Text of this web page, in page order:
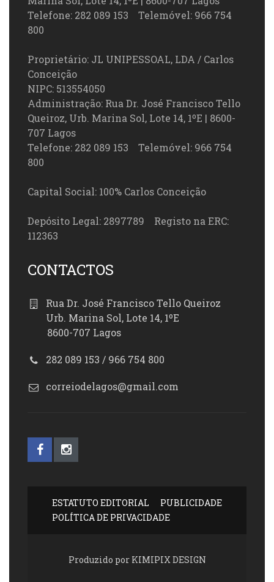
Telefone: 282 089 153 Telemóvel: 966 754
800
Proprietário: JL UNIPESSOAL, LDA / Carlos
Conceição
NIPC: 513554050
Administração: Rua Dr. José Francisco Tello
Queiroz, Urb. Marina Sol, Lote 14, 1ºE | 8600-
707 Lagos
Telefone: 282 089 153 Telemóvel: 966 754
800
Capital Social: 100% Carlos Conceição
Depósito Legal: 2897789 Registo na ERC:
112363
CONTACTOS
Rua Dr. José Francisco Tello Queiroz
Urb. Marina Sol, Lote 14, 1ºE
8600-707 Lagos
282 089 153 / 966 754 800
correiodelagos@gmail.com
ESTATUTO EDITORIAL
PUBLICIDADE
POLÍTICA DE PRIVACIDADE
Produzido por KIMIPIX DESIGN